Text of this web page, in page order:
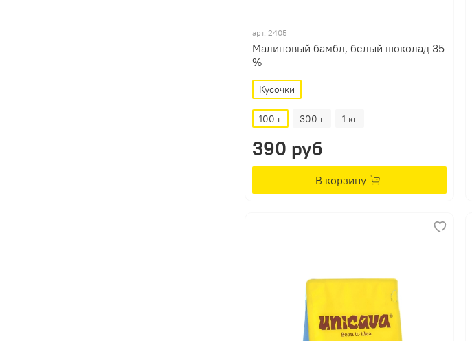
арт. 2405
Малиновый бамбл, белый шоколад 35
%
Кусочки
100 г 300 г 1 кг
390 руб
В корзину